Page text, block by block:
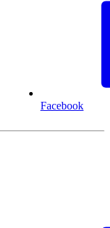
Facebook